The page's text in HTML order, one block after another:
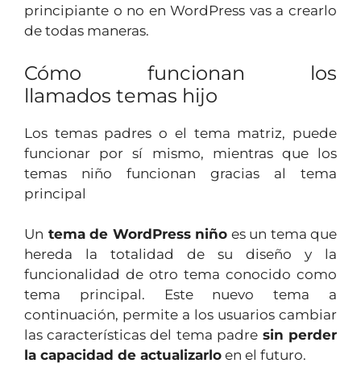
principiante o no en WordPress vas a crearlo
de todas maneras.
Cómo funcionan los
llamados temas hijo
Los temas padres o el tema matriz, puede
funcionar por sí mismo, mientras que los
temas niño funcionan gracias al tema
principal
Un tema de WordPress niño es un tema que
hereda la totalidad de su diseño y la
funcionalidad de otro tema conocido como
tema principal. Este nuevo tema a
continuación, permite a los usuarios cambiar
las características del tema padresin perder
la capacidad de actualizarlo en el futuro.